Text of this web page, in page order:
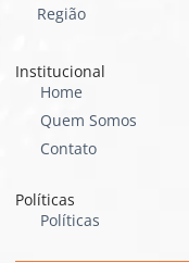
Região
Institucional
Home
Quem Somos
Contato
Políticas
Políticas